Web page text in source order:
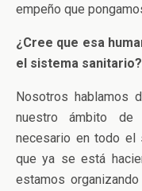
empeño que
¿Cree que esa
el sistema sanitario?
Nosotros hablamos
nuestro ámbito de
necesario en todo el
que ya se está
estamos